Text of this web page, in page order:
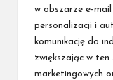
w obszarze e-
personalizacji i
komunikację do
zwiększając w ten
marketingowych